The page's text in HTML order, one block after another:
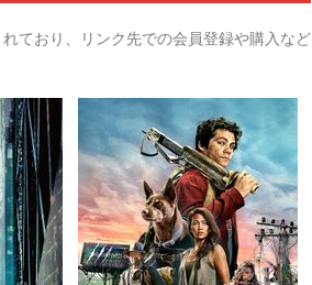
ており、リンク先での会員登録や購入など